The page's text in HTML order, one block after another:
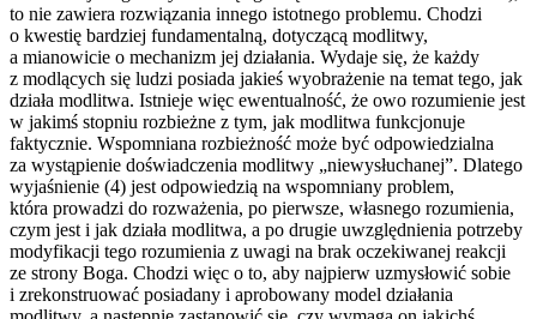
to nie zawiera rozwiązania innego istotnego problemu. Chodzi
o kwestię bardziej fundamentalną, dotyczącą modlitwy,
a mianowicie o mechanizm jej działania. Wydaje się, że każdy
z modlących się ludzi posiada jakieś wyobrażenie na temat tego, jak
działa modlitwa. Istnieje więc ewentualność, że owo rozumienie jest
w jakimś stopniu rozbieżne z tym, jak modlitwa funkcjonuje
faktycznie. Wspomniana rozbieżność może być odpowiedzialna
za wystąpienie doświadczenia modlitwy „niewysłuchanej”. Dlatego
wyjaśnienie (4) jest odpowiedzią na wspomniany problem,
która prowadzi do rozważenia, po pierwsze, własnego rozumienia,
czym jest i jak działa modlitwa, a po drugie uwzględnienia potrzeby
modyfikacji tego rozumienia z uwagi na brak oczekiwanej reakcji
ze strony Boga. Chodzi więc o to, aby najpierw uzmysłowić sobie
i zrekonstruować posiadany i aprobowany model działania